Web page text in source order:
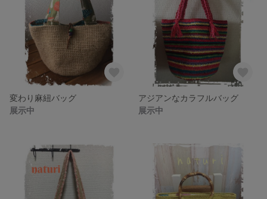
変わり麻紐バッグ
展示中
アジアンなカラフルバッグ
展示中